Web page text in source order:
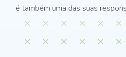
é também uma das suas